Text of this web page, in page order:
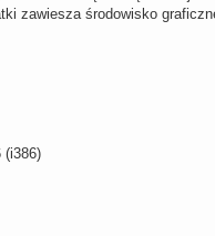
zawiesza środowisko
(i386)